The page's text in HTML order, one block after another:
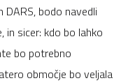
bodo navedli
in sicer: kdo bo lahko
bo potrebno
območje bo veljala